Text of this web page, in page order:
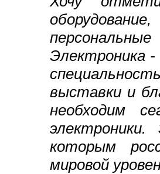
Электроника
выставки и
необходим
которым
мировой